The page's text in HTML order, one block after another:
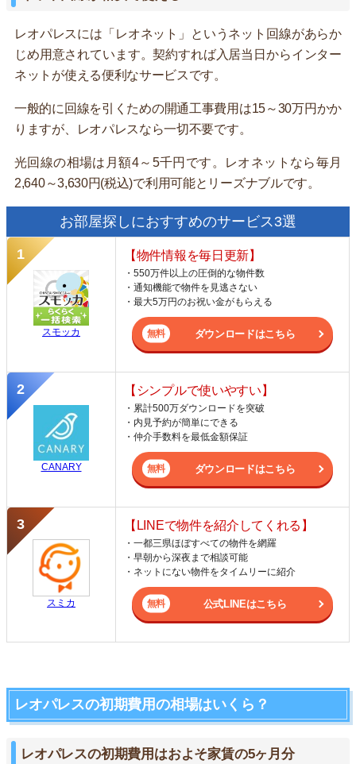
レオパレスには「レオネット」というネット回線があらか
じめ用意されています。契約すれば入居当日からインター
ネットが使える便利なサービスです。
一般的に回線を引くための開通工事費用は15～30万円かか
りますが、レオパレスなら一切不要です。
光回線の相場は月額4～5千円です。レオネットなら毎月
2,640～3,630円(税込)で利用可能とリーズナブルです。
お部屋探しにおすすめのサービス3選
スモッカ
【物件情報を毎日更新】
・550万件以上の圧倒的な物件数
・通知機能で物件を見逃さない
・最大5万円のお祝い金がもらえる
ダウンロードはこちら
CANARY
【シンプルで使いやすい】
・累計500万ダウンロードを突破
・内見予約が簡単にできる
・仲介手数料を最低金額保証
ダウンロードはこちら
スミカ
【LINEで物件を紹介してくれる】
・一都三県ほぼすべての物件を網羅
・早朝から深夜まで相談可能
・ネットにない物件をタイムリーに紹介
公式LINEはこちら
レオパレスの初期費用の相場はいくら？
レオパレスの初期費用はおよそ家賃の5ヶ月分